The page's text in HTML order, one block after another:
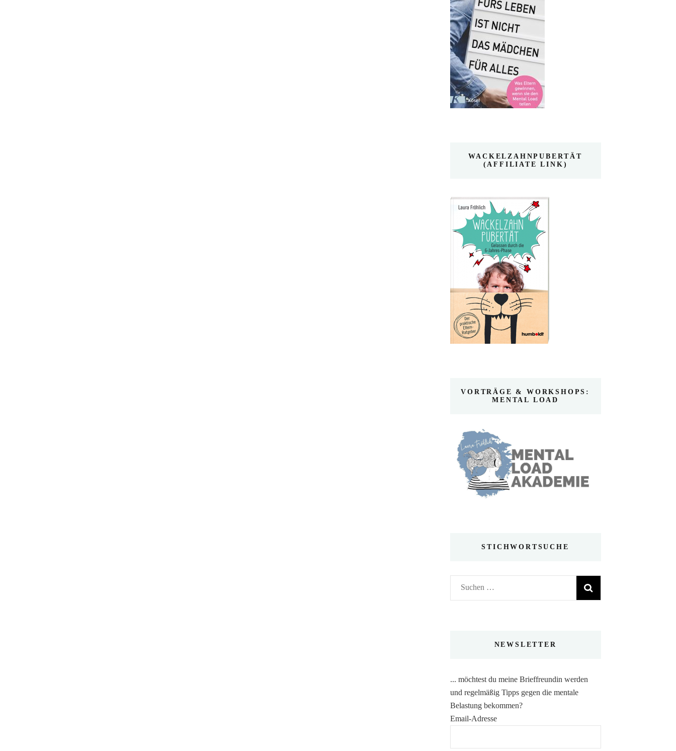
WACKELZAHNPUBERTÄT
(AFFILIATE LINK)
VORTRÄGE & WORKSHOPS:
MENTAL LOAD
STICHWORTSUCHE
Suchen
nach:
NEWSLETTER
... möchtest du meine Brieffreundin werden
und regelmäßig Tipps gegen die mentale
Belastung bekommen?
Email-Adresse